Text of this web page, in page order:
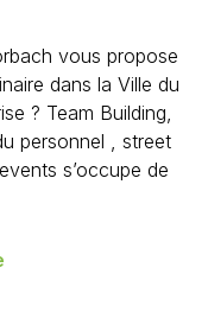
vous propose
dans la Ville du
? Team Building,
personnel , street
s’occupe de